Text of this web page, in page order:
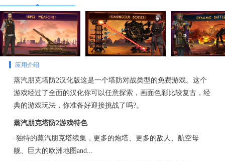
应用介绍
蒸汽朋克塔防2汉化版这是一个塔防对战类型的免费游戏。这个
游戏经过了全面的汉化你可以任意探索，画面色彩比较复古，经
典的游戏玩法，你准备好迎接挑战了吗?。
蒸汽朋克塔防2游戏特色
·独特的蒸汽朋克塔续集，更多的炮塔、更多的敌人、航空母
舰、巨大的欧洲地图and...